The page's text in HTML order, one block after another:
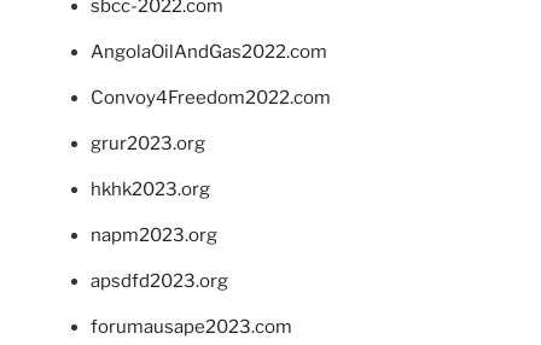
sbcc-2022.com
AngolaOilAndGas2022.com
Convoy4Freedom2022.com
grur2023.org
hkhk2023.org
napm2023.org
apsdfd2023.org
forumausape2023.com